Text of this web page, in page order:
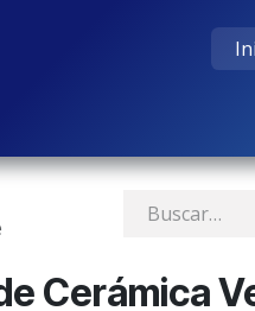
Cerámica